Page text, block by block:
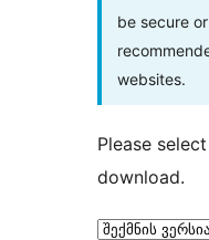
be secure
websites.
Please
download.